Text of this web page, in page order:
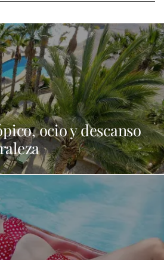
ocio y descanso